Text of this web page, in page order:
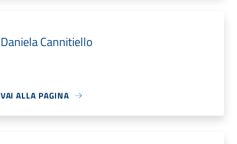
Daniela Cannitiello
VAI ALLA PAGINA